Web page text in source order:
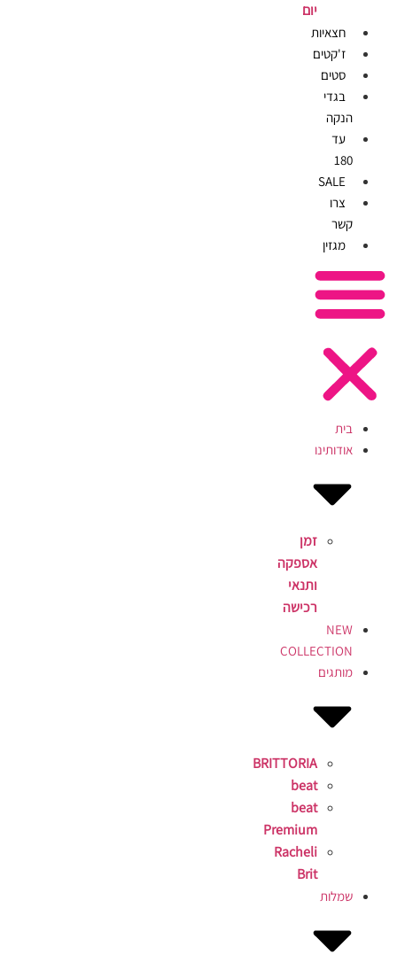
יום
חצאיות
ז'קטים
סטים
בגדי
הנקה
עד
180
SALE
צרו
קשר
מגזין
בית
אודותינו
זמן
אספקה
ותנאי
רכישה
NEW
COLLECTION
מותגים
BRITTORIA
beat
beat
Premium
Racheli
Brit
שמלות